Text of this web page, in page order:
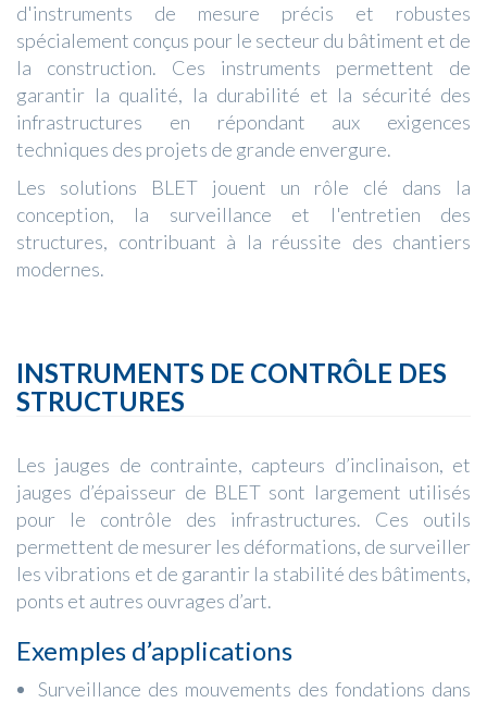
d'instruments de mesure précis et robustes
spécialement conçus pour le secteur du bâtiment et de
la construction. Ces instruments permettent de
garantir la qualité, la durabilité et la sécurité des
infrastructures en répondant aux exigences
techniques des projets de grande envergure.
Les solutions BLET jouent un rôle clé dans la
conception, la surveillance et l'entretien des
structures, contribuant à la réussite des chantiers
modernes.
INSTRUMENTS DE CONTRÔLE DES
STRUCTURES
Les jauges de contrainte, capteurs d’inclinaison, et
jauges d’épaisseur de BLET sont largement utilisés
pour le contrôle des infrastructures. Ces outils
permettent de mesurer les déformations, de surveiller
les vibrations et de garantir la stabilité des bâtiments,
ponts et autres ouvrages d’art.
Exemples d’applications
Surveillance des mouvements des fondations dans